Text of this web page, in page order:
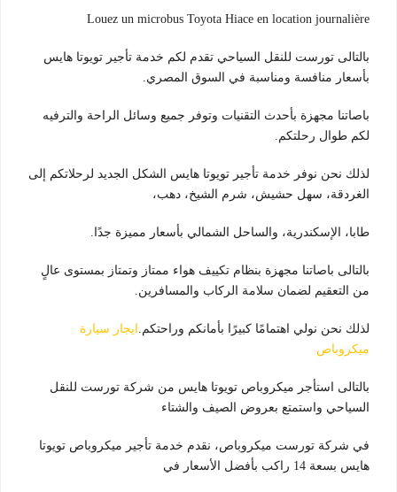
Louez un microbus Toyota Hiace en location journalière
بالتالى تورست للنقل السياحي تقدم لكم خدمة تأجير تويوتا هايس
بأسعار منافسة ومناسبة في السوق المصري.
باصاتنا مجهزة بأحدث التقنيات وتوفر جميع وسائل الراحة والترفيه
لكم طوال رحلتكم.
لذلك نحن نوفر خدمة تأجير تويوتا هايس الشكل الجديد لرحلاتكم إلى
الغردقة، سهل حشيش، شرم الشيخ، دهب،
طابا، الإسكندرية، والساحل الشمالي بأسعار مميزة جدًا.
بالتالى باصاتنا مجهزة بنظام تكييف هواء ممتاز وتمتاز بمستوى عالٍ
من التعقيم لضمان سلامة الركاب والمسافرين.
لذلك نحن نولي اهتمامًا كبيرًا بأمانكم وراحتكم. ايجار سيارة
ميكروباص
بالتالى استأجر ميكروباص تويوتا هايس من شركة تورست للنقل
السياحي واستمتع بعروض الصيف والشتاء
في شركة تورست ميكروباص، نقدم خدمة تأجير ميكروباص تويوتا
هايس بسعة 14 راكب بأفضل الأسعار في